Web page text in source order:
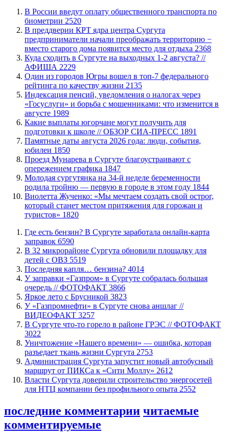
В России введут оплату общественного транспорта по
биометрии 2520
​В преддверии КРТ ядра центра Сургута
предприниматели начали преображать территорию −
вместо старого дома появится место для отдыха 2368
​Куда сходить в Сургуте на выходных 1-2 августа? //
АФИША 2229
Один из городов Югры вошел в топ-7 федерального
рейтинга по качеству жизни 2135
​Индексация пенсий, уведомления о налогах через
«Госуслуги» и борьба с мошенниками: что изменится в
августе 1989
Какие выплаты югорчане могут получить для
подготовки к школе // ОБЗОР СИА-ПРЕСС 1891
​Памятные даты августа 2026 года: люди, события,
юбилеи 1850
​Проезд Мунарева в Сургуте благоустраивают с
опережением графика 1847
Молодая сургутянка на 34-й неделе беременности
родила тройню — первую в городе в этом году 1844
Виолетта Жученко: «Мы мечтаем создать свой острог,
который станет местом притяжения для горожан и
туристов» 1820
​Где есть бензин? В Сургуте заработала онлайн-карта
заправок 6590
В 32 микрорайоне Сургута обновили площадку для
детей с ОВЗ 5519
​Последняя капля… бензина? 4014
​У заправки «Газпром» в Сургуте собралась большая
очередь // ФОТОФАКТ 3866
Яркое лето с Брусникой 3823
У «Газпромнефти» в Сургуте снова аншлаг //
ВИДЕОФАКТ 3257
​В Сургуте что-то горело в районе ГРЭС // ФОТОФАКТ
3022
​Уничтожение «Нашего времени» — ошибка, которая
разъедает ткань жизни Сургута 2753
​Администрация Сургута запустит новый автобусный
маршрут от ПИКСа к «Сити Моллу» 2612
Власти Сургута доверили строительство энергосетей
для НТЦ компании без профильного опыта 2552
последние комментарии читаемые
комментируемые